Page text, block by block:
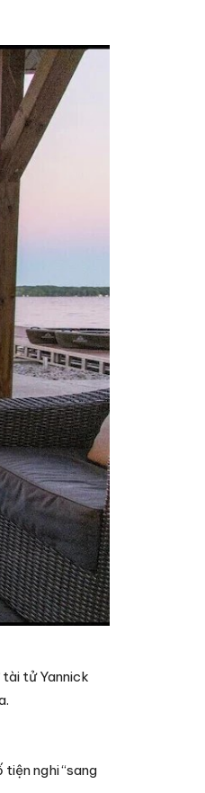
tử Yannick
nghi “sang